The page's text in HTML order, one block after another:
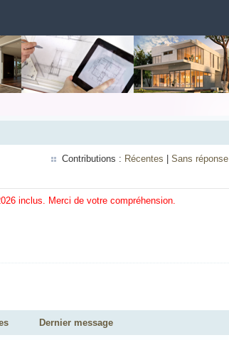
Contributions : Récentes Sans réponse
inclus. Merci de votre compréhension.
Dernier message